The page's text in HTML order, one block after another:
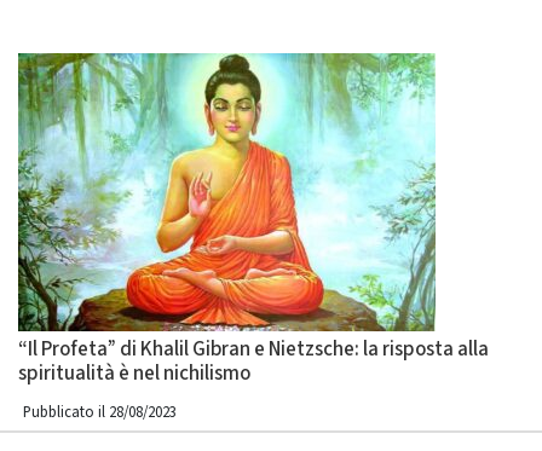
“Il Profeta” di Khalil Gibran e Nietzsche: la risposta alla
spiritualità è nel nichilismo
Pubblicato il 28/08/2023